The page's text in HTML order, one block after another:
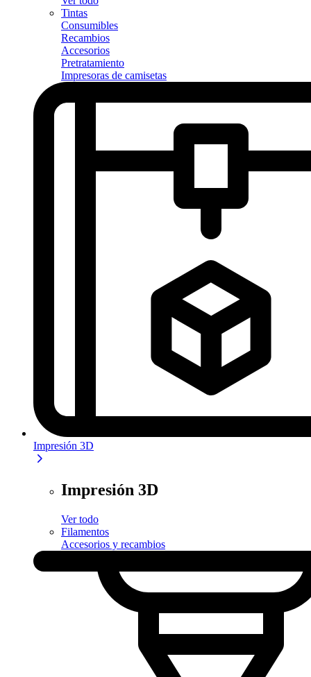
Tintas
Consumibles
Recambios
Accesorios
Pretratamiento
Impresoras de camisetas
Impresión 3D
Impresión 3D
Ver todo
Filamentos
Accesorios y recambios